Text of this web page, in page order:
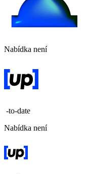
Nabídka není
-to-date
Nabídka není